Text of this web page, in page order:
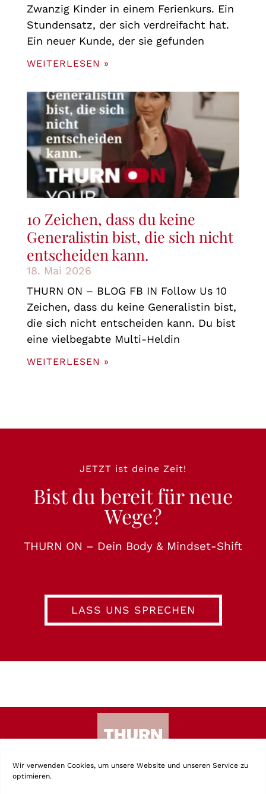
Wir verwenden Cookies, um unsere Website und unseren Service zu
optimieren.
Zwanzig Kinder in einem Ferienkurs. Ein
Stundensatz, der sich verdreifacht hat.
Ein neuer Kunde, der sie gefunden
WEITERLESEN »
10 Zeichen, dass du keine
Generalistin bist, die sich nicht
entscheiden kann.
18. Mai 2026
THURN ON – BLOG FB IN Follow Us 10
Zeichen, dass du keine Generalistin bist,
die sich nicht entscheiden kann. Du bist
eine vielbegabte Multi-Heldin
WEITERLESEN »
JETZT ist deine Zeit!
Bist du bereit für neue
Wege?
THURN ON – Dein Body & Mindset-Shift
LASS UNS SPRECHEN